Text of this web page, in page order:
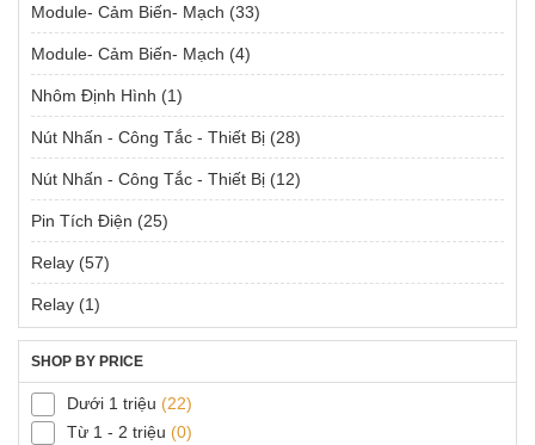
Module- Cảm Biến- Mạch (33)
Module- Cảm Biến- Mạch (4)
Nhôm Định Hình (1)
Nút Nhấn - Công Tắc - Thiết Bị (28)
Nút Nhấn - Công Tắc - Thiết Bị (12)
Pin Tích Điện (25)
Relay (57)
Relay (1)
SHOP BY PRICE
Dưới 1 triệu (22)
Từ 1 - 2 triệu (0)